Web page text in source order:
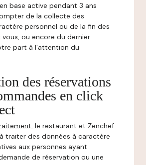
base active pendant 3 ans
de la collecte des
personnel ou de la fin des
ou encore du dernier
part à l'attention du
des réservations
en click
le restaurant et Zenchef
traiter des données à caractère
aux personnes ayant
de réservation ou une